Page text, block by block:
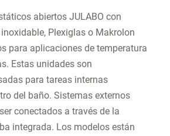
abiertos JULABO con
Plexiglas o Makrolon
para aplicaciones de temperatura
Estas unidades son
para tareas internas
del baño. Sistemas externos
conectados a través de la
integrada. Los modelos están